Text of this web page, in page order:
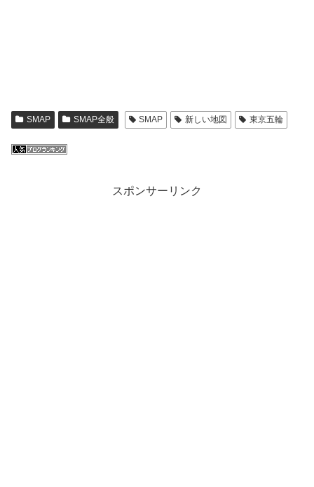
SMAP SMAP全般 SMAP 新しい地図 東京五輪
スポンサーリンク